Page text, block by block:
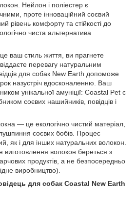
Нейлон і поліестер є
проте інноваційний соєвий
рівень комфорту та стійкості до
чиста альтернатива
ваш стиль життя, ви прагнете
перевагу натуральним
для собак New Earth допоможе
назустріч вдосконаленню. Ваш
унікальної амуніції: Coastal Pet є
соєвих нашийників, повідців і
— це екологічно чистий матеріал,
соєвих бобів. Процес
як і для інших натуральних волокон.
волокон береться з
продуктів, а не безпосередньо
виробництво).
для собак Coastal New Earth